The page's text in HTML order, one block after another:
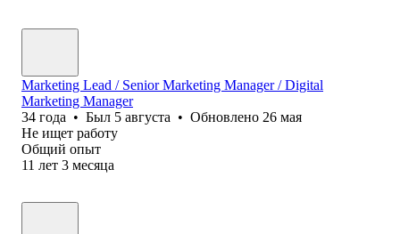
Marketing Lead / Senior Marketing Manager / Digital
Marketing Manager
34 года • Был 5 августа • Обновлено 26 мая
Не ищет работу
Общий опыт
11 лет 3 месяца